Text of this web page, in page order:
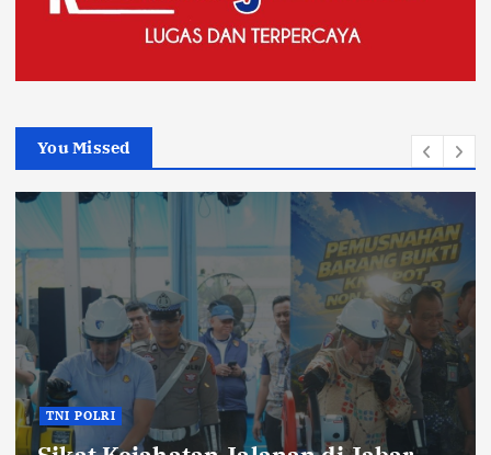
You Missed
TNI POLRI
Ribuan Knalpot Brong Disita Polisi,